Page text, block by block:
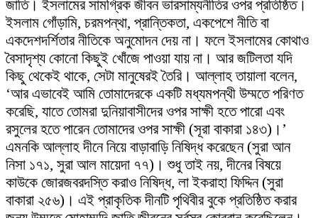
জাতি। ইসলামের সামগ্রিক জীবন ভারসাম্যনীতির ওপর প্রতিষ্ঠিত।
ইসলাম গোঁড়ামি, চরমপন্থা, প্রান্তিকতা, একপেশে নীতি বা
একদেশদর্শিতার নীতিকে অনুমোদন দেয় না। ফলে ইসলামের কোথাও
বৈসাদৃশ্য কোনো কিছুই খোঁজে পাওয়া যায় না। আর জটিলতা যদি
কিছু থেকেই থাকে, সেটা মানুষেরই তৈরি। আল্লাহ তায়ালা বলেন,
‘আর এভাবেই আমি তোমাদেরকে একটি মধ্যমপন্থী উম্মতে পরিণত
করেছি, যাতে তোমরা দুনিয়াবাসীদের ওপর সাক্ষী হতে পারো এবং
রসুলের হতে পারেন তোমাদের ওপর সাক্ষী (সূরা বাকারা ১৪৩)।’
এমনকি আল্লাহ দীনে নিয়ে বাড়াবাড়ি নিষিদ্ধ করেছেন (সুরা আন
নিসা ১৭১, সুরা আল মায়েদা ৭৭)। শুধু তাই নয়, দীনের বিষয়ে
কাউকে জোরজবরদস্তি করাও নিষিদ্ধ, লা ইকরাহা ফিদ্দিন (সুরা
বাকারা ২৫৬)। এই প্রাকৃতিক দীনটি পৃথিবীর বুকে প্রতিষ্ঠিত করার